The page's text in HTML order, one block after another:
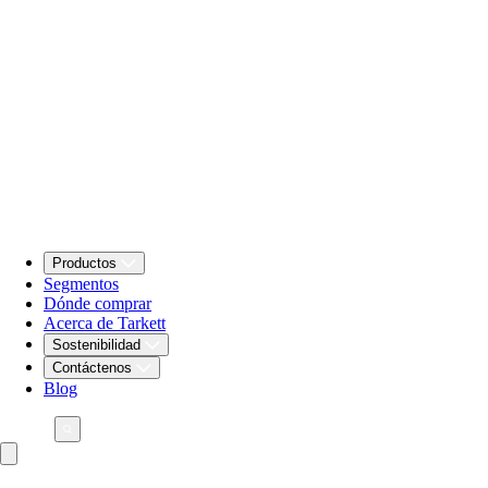
Productos
Segmentos
Dónde comprar
Acerca de Tarkett
Sostenibilidad
Contáctenos
Blog